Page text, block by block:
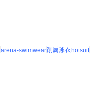
arena-swimwear削肩泳衣 hotsuit